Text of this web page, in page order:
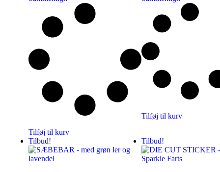
Tilføj til kurv
Tilføj til kurv
Tilbud! Tilbud!